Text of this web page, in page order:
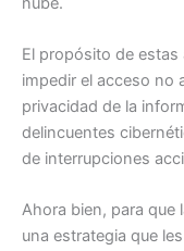
El propósito de
impedir el acceso no
privacidad de la
delincuentes
de interrupciones
Ahora bien, para que
una estrategia que